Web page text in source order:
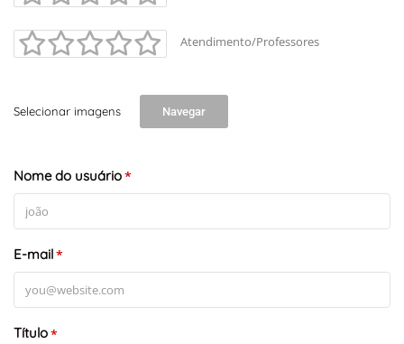
Leaflet
Atendimento/Professores
Selecionar imagens Navegar
Nome do usuário*
E-mail*
Título*